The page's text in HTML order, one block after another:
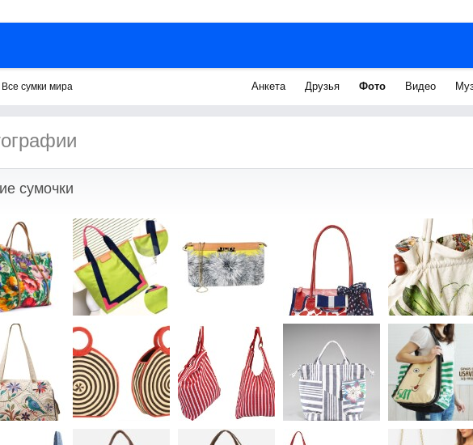
Все сумки мира Анкета Друзья Фото Видео
сумочки